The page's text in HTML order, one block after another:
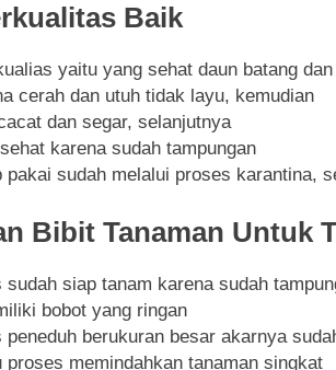
Baik
yaitu yang sehat daun batang
cerah dan utuh tidak layu, kemudian
dan segar, selanjutnya
karena sudah tampungan
pakai sudah melalui proses karantina,
Bibit Tanaman Untuk
sudah siap tanam karena sudah
bobot yang ringan
peneduh berukuran besar akarnya
proses memindahkan tanaman singkat